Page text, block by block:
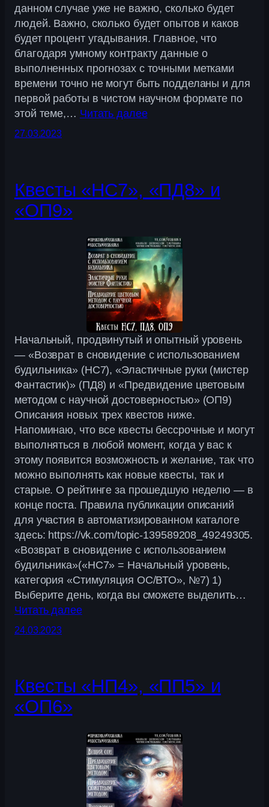
данном случае уже не важно, сколько будет
людей. Важно, сколько будет опытов и каков
будет процент угадывания. Главное, что
благодаря умному контракту данные о
выполненных прогнозах с точными метками
времени точно не могут быть подделаны и для
первой работы в чистом научном формате по
этой теме,… Читать далее
27.03.2023
Квесты «НC7», «ПД8» и
«ОП9»
Начальный, продвинутый и опытный уровень
— «Возврат в сновидение с использованием
будильника» (НC7), «Эластичные руки (мистер
Фантастик)» (ПД8) и «Предвидение цветовым
методом с научной достоверностью» (ОП9)
Описания новых трех квестов ниже.
Напоминаю, что все квесты бессрочные и могут
выполняться в любой момент, когда у вас к
этому появится возможность и желание, так что
можно выполнять как новые квесты, так и
старые. О рейтинге за прошедшую неделю — в
конце поста. Правила публикации описаний
для участия в автоматизированном каталоге
здесь: https://vk.com/topic-139589208_49249305.
«Возврат в сновидение с использованием
будильника»(«НС7» = Начальный уровень,
категория «Стимуляция ОС/ВТО», №7) 1)
Выберите день, когда вы сможете выделить…
Читать далее
24.03.2023
Квесты «НП4», «ПП5» и
«ОП6»